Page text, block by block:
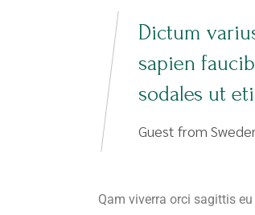
Dictum
sapien
sodales ut
Guest from
Qam viverra orci sagittis